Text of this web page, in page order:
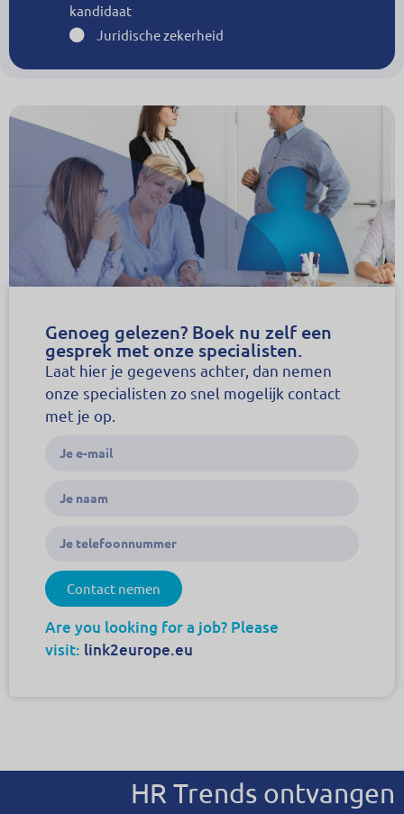
kandidaat
Juridische zekerheid
Genoeg gelezen? Boek nu zelf een
gesprek met onze specialisten.
Laat hier je gegevens achter, dan nemen
onze specialisten zo snel mogelijk contact
met je op.
Contact nemen
Are you looking for a job? Please
visit: link2europe.eu
HR Trends ontvangen